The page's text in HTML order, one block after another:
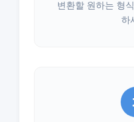
변환할 원하는 형
하